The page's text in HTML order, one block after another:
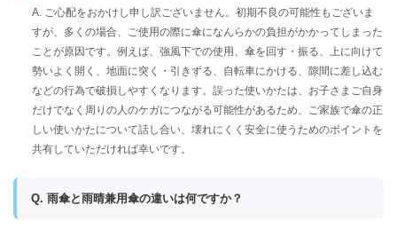
A. ご心配をおかけし申し訳ございません。初期不良の可能性もございま
すが、多くの場合、ご使用の際に傘になんらかの負担がかかってしまった
ことが原因です。例えば、強風下での使用、傘を回す・振る、上に向けて
勢いよく開く、地面に突く・引きずる、自転車にかける、隙間に差し込む
などの行為で破損しやすくなります。誤った使いかたは、お子さまご自身
だけでなく周りの人のケガにつながる可能性があるため、ご家族で傘の正
しい使いかたについて話し合い、壊れにくく安全に使うためのポイントを
共有していただければ幸いです。
Q. 雨傘と雨晴兼用傘の違いは何ですか？